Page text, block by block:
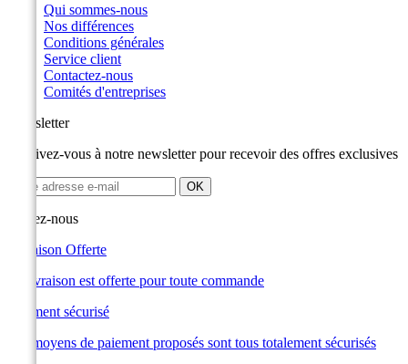
Qui sommes-nous
Nos différences
Conditions générales
Service client
Contactez-nous
Comités d'entreprises
Newsletter
Inscrivez-vous à notre newsletter pour recevoir des offres exclusives
Suivez-nous
Livraison Offerte
La livraison est offerte pour toute commande
Paiement sécurisé
Les moyens de paiement proposés sont tous totalement sécurisés